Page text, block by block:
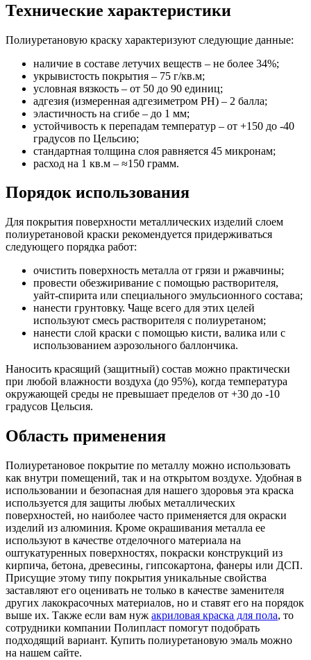
Технические характеристики
Полиуретановую краску характеризуют следующие данные:
наличие в составе летучих веществ – не более 34%;
укрывистость покрытия – 75 г/кв.м;
условная вязкость – от 50 до 90 единиц;
адгезия (измеренная адгезиметром РН) – 2 балла;
эластичность на сгибе – до 1 мм;
устойчивость к перепадам температур – от +150 до -40
градусов по Цельсию;
стандартная толщина слоя равняется 45 микронам;
расход на 1 кв.м – ≈150 грамм.
Порядок использования
Для покрытия поверхности металлических изделий слоем
полиуретановой краски рекомендуется придерживаться
следующего порядка работ:
очистить поверхность металла от грязи и ржавчины;
провести обезжиривание с помощью растворителя,
уайт-спирита или специального эмульсионного состава;
нанести грунтовку. Чаще всего для этих целей
используют смесь растворителя с полиуретаном;
нанести слой краски с помощью кисти, валика или с
использованием аэрозольного баллончика.
Наносить красящий (защитный) состав можно практически
при любой влажности воздуха (до 95%), когда температура
окружающей среды не превышает пределов от +30 до -10
градусов Цельсия.
Область применения
Полиуретановое покрытие по металлу можно использовать
как внутри помещений, так и на открытом воздухе. Удобная в
использовании и безопасная для нашего здоровья эта краска
используется для защиты любых металлических
поверхностей, но наиболее часто применяется для окраски
изделий из алюминия. Кроме окрашивания металла ее
используют в качестве отделочного материала на
оштукатуренных поверхностях, покраски конструкций из
кирпича, бетона, древесины, гипсокартона, фанеры или ДСП.
Присущие этому типу покрытия уникальные свойства
заставляют его оценивать не только в качестве заменителя
других лакокрасочных материалов, но и ставят его на порядок
выше их. Также если вам нуж акриловая краска для пола, то
сотрудники компании Полипласт помогут подобрать
подходящий вариант. Купить полиуретановую эмаль можно
на нашем сайте.